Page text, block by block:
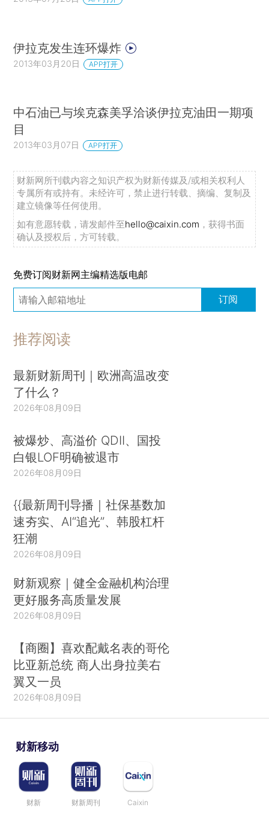
伊拉克发生连环爆炸
2013年03月20日 APP打开
中石油已与埃克森美孚洽谈伊拉克油田一期项
目
2013年03月07日 APP打开
财新网所刊载内容之知识产权为财新传媒及/或相关权利人
专属所有或持有。未经许可，禁止进行转载、摘编、复制及
建立镜像等任何使用。
如有意愿转载，请发邮件至hello@caixin.com ，获得书面
确认及授权后，方可转载。
免费订阅财新网主编精选版电邮
订阅
推荐阅读
最新财新周刊｜欧洲高温改变
了什么？
2026年08月09日
被爆炒、高溢价 QDII、国投
白银LOF明确被退市
2026年08月09日
{{最新周刊导播｜社保基数加
速夯实、AI“追光”、韩股杠杆
狂潮
2026年08月09日
财新观察｜健全金融机构治理
更好服务高质量发展
2026年08月09日
【商圈】喜欢配戴名表的哥伦
比亚新总统 商人出身拉美右
翼又一员
2026年08月09日
财新移动
财新 财新周刊 Caixin